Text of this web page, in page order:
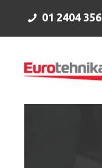
01 2404 356